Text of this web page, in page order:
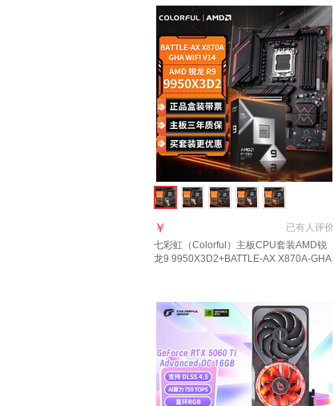
已有人评价
￥
七彩虹（Colorful）主板CPU套装AMD锐
龙9 9950X3D2+BATTLE-AX X870A-GHA